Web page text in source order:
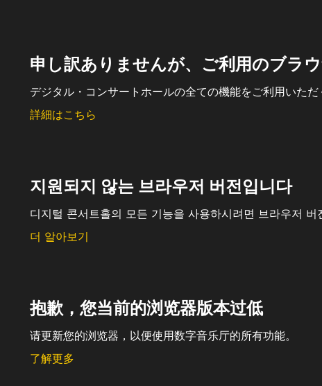
申し訳ありませんが、ご利用のブラ
デジタル・コンサートホールの全ての機能をご利用いた
詳細はこちら
지원되지 않는 브라우저 버전입니다
디지털 콘서트홀의 모든 기능을 사용하시려면 브라우저
더 알아보기
抱歉，您当前的浏览器版本过低
请更新您的浏览器，以便使用数字音乐厅的所有功能。
了解更多